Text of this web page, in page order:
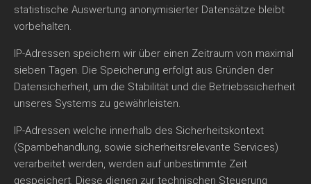
statistische Auswertung anonymisierter Datensätze bleibt
vorbehalten.
IP-Adressen speichern wir über einen Zeitraum von maximal
sieben Tagen. Die Speicherung erfolgt aus Gründen der
Datensicherheit, um die Stabilität und die Betriebssicherheit
unseres Systems zu gewährleisten.
IP-Adressen welche innerhalb des Sicherheitskontext
(Spambehandlung, sowie sicherheitsrelevante Services)
verarbeitet werden, werden auf unbestimmte Zeit
gespeichert. Diese dienen zur technischen Steuerung